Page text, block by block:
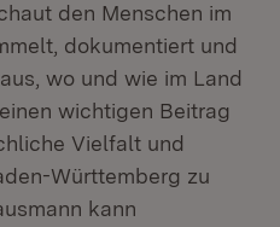
den Menschen im
dokumentiert und
wo und wie im Land
wichtigen Beitrag
Vielfalt und
Württemberg zu
kann